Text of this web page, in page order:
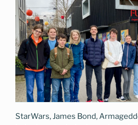
StarWars, James Bond,